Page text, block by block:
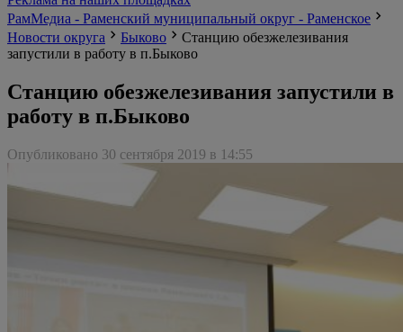
РамМедиа - Раменский муниципальный округ - Раменское
Новости округа
Быково
Станцию обезжелезивания
запустили в работу в п.Быково
Станцию обезжелезивания запустили в
работу в п.Быково
Опубликовано 30 сентября 2019 в 14:55